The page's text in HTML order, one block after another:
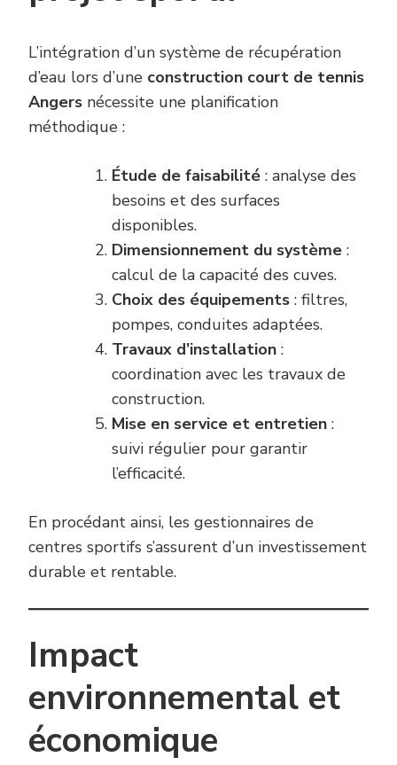
L’intégration d’un système de récupération
d’eau lors d’une construction court de tennis
Angers nécessite une planification
méthodique :
Étude de faisabilité : analyse des
besoins et des surfaces
disponibles.
Dimensionnement du système :
calcul de la capacité des cuves.
Choix des équipements : filtres,
pompes, conduites adaptées.
Travaux d’installation :
coordination avec les travaux de
construction.
Mise en service et entretien :
suivi régulier pour garantir
l’efficacité.
En procédant ainsi, les gestionnaires de
centres sportifs s’assurent d’un investissement
durable et rentable.
Impact
environnemental et
économique